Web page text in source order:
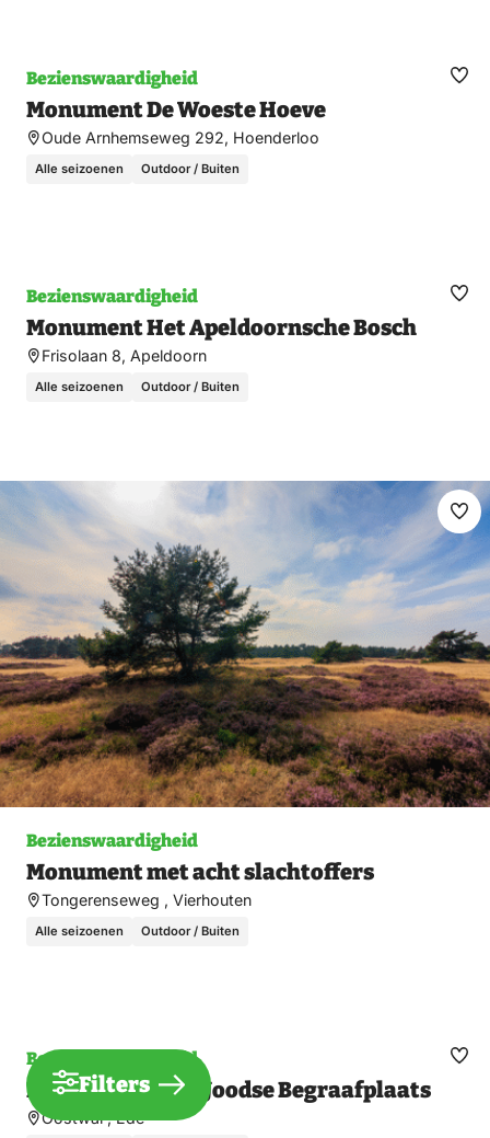
Bezienswaardigheid
Monument De Woeste Hoeve
Oude Arnhemseweg 292, Hoenderloo
Alle seizoenen Outdoor / Buiten
Bezienswaardigheid
Monument Het Apeldoornsche Bosch
Frisolaan 8, Apeldoorn
Alle seizoenen Outdoor / Buiten
Bezienswaardigheid
Monument met acht slachtoffers
Tongerenseweg , Vierhouten
Alle seizoenen Outdoor / Buiten
Bezienswaardigheid
Monument op de Joodse Begraafplaats
Oostwal , Ede
Filters